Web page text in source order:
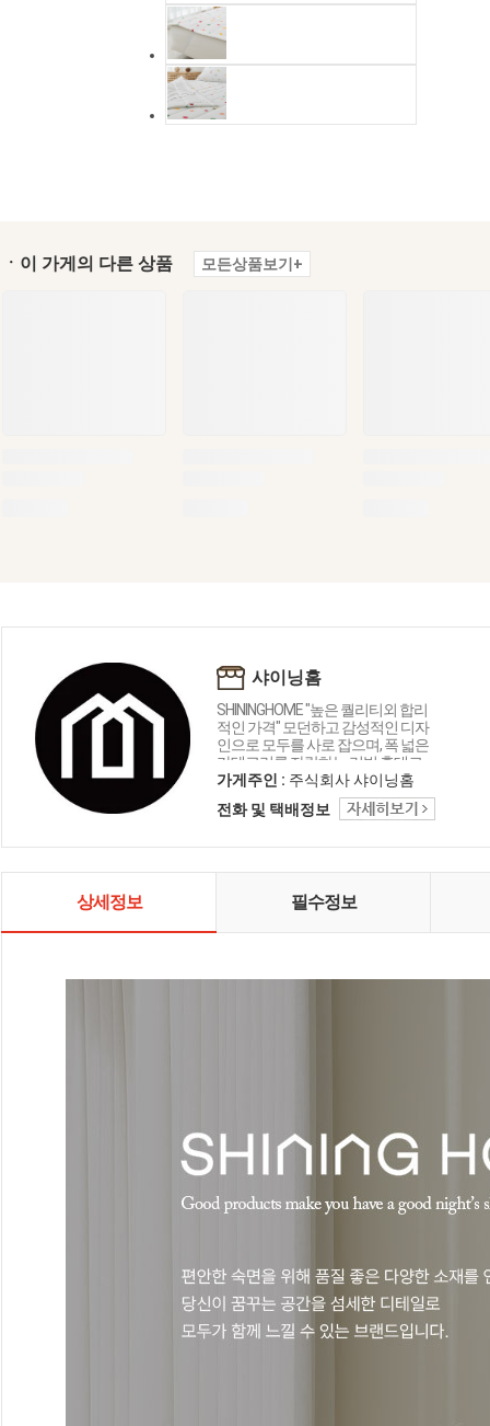
ㆍ이 가게의 다른 상품 모든상품보기+
샤이닝홈
SHININGHOME "높은 퀄리티외 합리
적인 가격" 모던하고 감성적인 디자
인으로 모두를 사로 잡으며, 폭 넓은
카테고리를 자랑하는 리빙 홈데코
인테리어 샤이닝홈입니다.
가게주인 : 주식회사 샤이닝홈
전화 및 택배정보
상세정보 필수정보